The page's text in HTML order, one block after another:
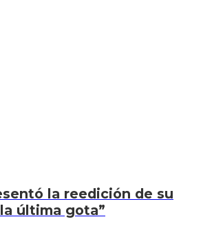
la reedición de su
última gota”